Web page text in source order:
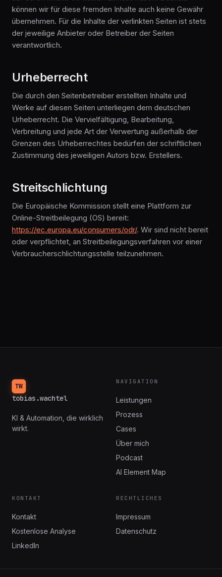
können wir für diese fremden Inhalte auch keine Gewähr
übernehmen. Für die Inhalte der verlinkten Seiten ist stets
der jeweilige Anbieter oder Betreiber der Seiten
verantwortlich.
Urheberrecht
Die durch den Seitenbetreiber erstellten Inhalte und
Werke auf diesen Seiten unterliegen dem deutschen
Urheberrecht. Die Vervielfältigung, Bearbeitung,
Verbreitung und jede Art der Verwertung außerhalb der
Grenzen des Urheberrechtes bedürfen der schriftlichen
Zustimmung des jeweiligen Autors bzw. Erstellers.
Streitschlichtung
Die Europäische Kommission stellt eine Plattform zur
Online-Streitbeilegung (OS) bereit:
https://ec.europa.eu/consumers/odr/. Wir sind nicht bereit
oder verpflichtet, an Streitbeilegungsverfahren vor einer
Verbraucherschlichtungsstelle teilzunehmen.
TW
tobias.wachtel
KI & Automation, die wirklich
wirkt.
NAVIGATION
Leistungen
Prozess
Cases
Über mich
Podcast
AI Element Map
KONTAKT
Kontakt
Kostenlose Analyse
LinkedIn
RECHTLICHES
Impressum
Datenschutz